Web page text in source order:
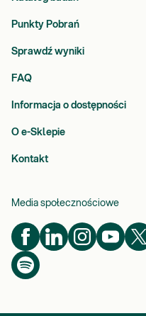
Punkty Pobrań
Sprawdź wyniki
FAQ
Informacja o dostępności
O e-Sklepie
Kontakt
Media społecznościowe